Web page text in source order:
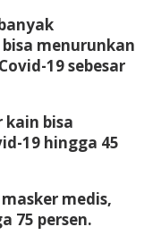
menurunkan
19 sebesar
kain bisa
19 hingga 45
medis,
75 persen.